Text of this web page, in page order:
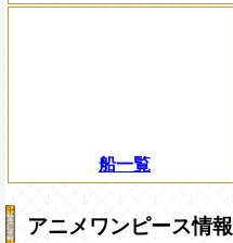
船一覧
アニメワンピース情報